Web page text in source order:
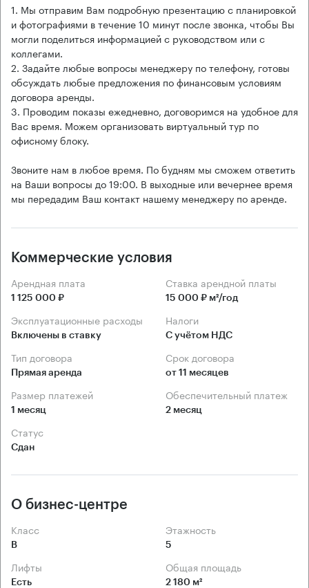
1. Мы отправим Вам подробную презентацию с планировкой
и фотографиями в течение 10 минут после звонка, чтобы Вы
могли поделиться информацией с руководством или с
коллегами.
2. Задайте любые вопросы менеджеру по телефону, готовы
обсуждать любые предложения по финансовым условиям
договора аренды.
3. Проводим показы ежедневно, договоримся на удобное для
Вас время. Можем организовать виртуальный тур по
офисному блоку.
Звоните нам в любое время. По будням мы сможем ответить
на Ваши вопросы до 19:00. В выходные или вечернее время
мы передадим Ваш контакт нашему менеджеру по аренде.
Коммерческие условия
Арендная плата
1 125 000 ₽
Ставка арендной платы
15 000 ₽ м²/год
Эксплуатационные расходы
Включены в ставку
Налоги
С учётом НДС
Тип договора
Прямая аренда
Срок договора
от 11 месяцев
Размер платежей
1 месяц
Обеспечительный платеж
2 месяц
Статус
Сдан
О бизнес-центре
Класс
B
Этажность
5
Лифты
Есть
Общая площадь
2 180 м²